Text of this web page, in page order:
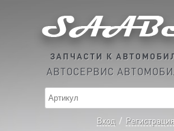
ЗАПЧАСТИ К
АВТОСЕРВИС
Вход / Регистрация